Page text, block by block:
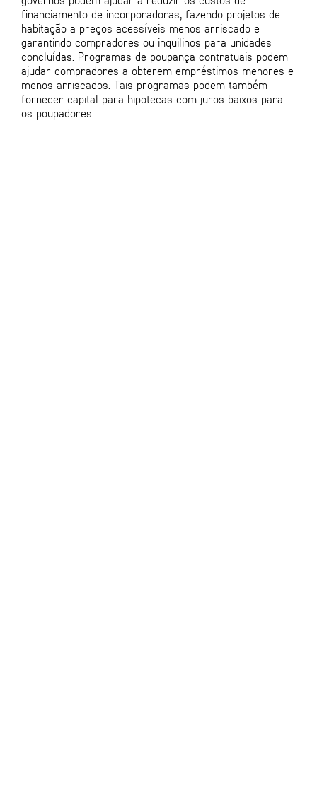
financiamento de incorporadoras, fazendo projetos de
habitação a preços acessíveis menos arriscado e
garantindo compradores ou inquilinos para unidades
concluídas. Programas de poupança contratuais podem
ajudar compradores a obterem empréstimos menores e
menos arriscados. Tais programas podem também
fornecer capital para hipotecas com juros baixos para
os poupadores.